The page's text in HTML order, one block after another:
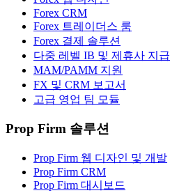
Forex CRM
Forex 트레이더스 룸
Forex 결제 솔루션
다중 레벨 IB 및 제휴사 지급
MAM/PAMM 지원
FX 및 CRM 보고서
고급 영업 팀 모듈
Prop Firm 솔루션
Prop Firm 웹 디자인 및 개발
Prop Firm CRM
Prop Firm 대시보드